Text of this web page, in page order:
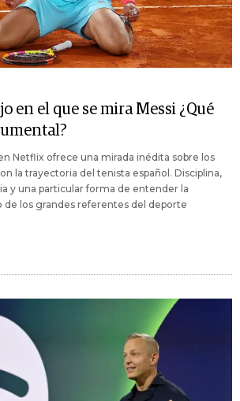
en el que se mira Messi ¿Qué
Netflix ofrece una mirada inédita sobre los
la trayectoria del tenista español. Disciplina,
y una particular forma de entender la
de los grandes referentes del deporte